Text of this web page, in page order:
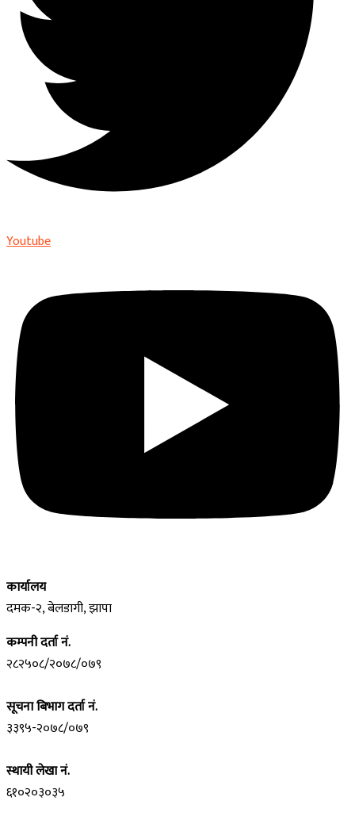
Youtube
कार्यालय
दमक-२, बेलडागी, झापा
कम्पनी दर्ता नं.
२८२५०८/२०७८/०७९
सूचना बिभाग दर्ता नं.
३३९५-२०७८/०७९
स्थायी लेखा नं.
६१०२०३०३५